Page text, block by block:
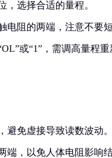
，选择合适的量程。
电阻的两端，注意不要短
或“1”，需调高量程重
避免虚接导致读数波动。
端，以免人体电阻影响结